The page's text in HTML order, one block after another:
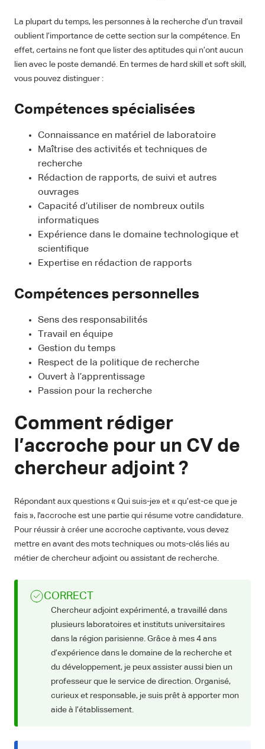
La plupart du temps, les personnes à la recherche d’un travail
oublient l’importance de cette section sur la compétence. En
effet, certains ne font que lister des aptitudes qui n’ont aucun
lien avec le poste demandé. En termes de hard skill et soft skill,
vous pouvez distinguer :
Compétences spécialisées
Connaissance en matériel de laboratoire
Maîtrise des activités et techniques de
recherche
Rédaction de rapports, de suivi et autres
ouvrages
Capacité d’utiliser de nombreux outils
informatiques
Expérience dans le domaine technologique et
scientifique
Expertise en rédaction de rapports
Compétences personnelles
Sens des responsabilités
Travail en équipe
Gestion du temps
Respect de la politique de recherche
Ouvert à l’apprentissage
Passion pour la recherche
Comment rédiger
l’accroche pour un CV de
chercheur adjoint ?
Répondant aux questions « Qui suis-je» et « qu’est-ce que je
fais », l'accroche est une partie qui résume votre candidature.
Pour réussir à créer une accroche captivante, vous devez
mettre en avant des mots techniques ou mots-clés liés au
métier de chercheur adjoint ou assistant de recherche.
CORRECT
Chercheur adjoint expérimenté, a travaillé dans
plusieurs laboratoires et instituts universitaires
dans la région parisienne. Grâce à mes 4 ans
d’expérience dans le domaine de la recherche et
du développement, je peux assister aussi bien un
professeur que le service de direction. Organisé,
curieux et responsable, je suis prêt à apporter mon
aide à l’établissement.